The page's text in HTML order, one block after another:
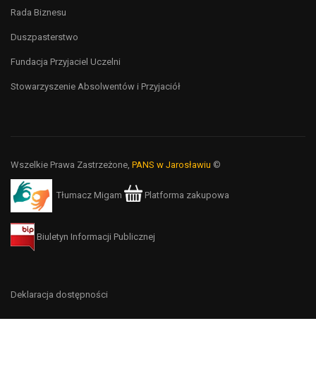
Rada Biznesu
Duszpasterstwo
Fundacja Przyjaciel Uczelni
Stowarzyszenie Absolwentów i Przyjaciół
Wszelkie Prawa Zastrzeżone, PANS w Jarosławiu ©
Tłumacz Migam Platforma zakupowa
Biuletyn Informacji Publicznej
Deklaracja dostępności